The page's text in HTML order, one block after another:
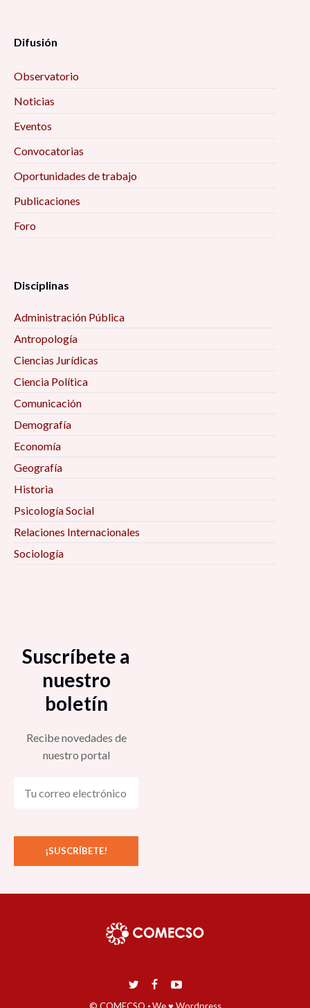
Difusión
Observatorio
Noticias
Eventos
Convocatorias
Oportunidades de trabajo
Publicaciones
Foro
Disciplinas
Administración Pública
Antropología
Ciencias Jurídicas
Ciencia Política
Comunicación
Demografía
Economía
Geografía
Historia
Psicología Social
Relaciones Internacionales
Sociología
Suscríbete a
nuestro
boletín
Recibe novedades de
nuestro portal